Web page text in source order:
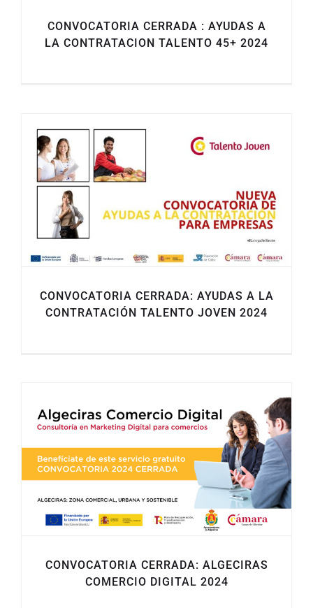
CONVOCATORIA CERRADA : AYUDAS A
LA CONTRATACION TALENTO 45+ 2024
CONVOCATORIA CERRADA: AYUDAS A LA
CONTRATACIÓN TALENTO JOVEN 2024
CONVOCATORIA CERRADA: ALGECIRAS
COMERCIO DIGITAL 2024